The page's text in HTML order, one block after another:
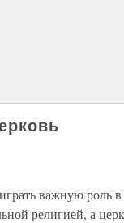
важную роль
религией, а